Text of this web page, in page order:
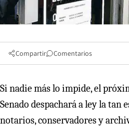
Compartir Comentarios
Si nadie más lo impide, el
Senado despachará a ley la tan
notarios, conservadores y